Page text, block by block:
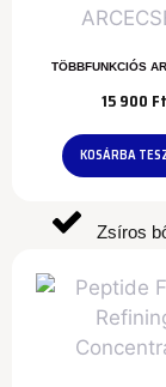
Száraz
Zsíros
Kategóriák
TÖBBFUNKCIÓS
15 900 Ft
KOSÁRBA